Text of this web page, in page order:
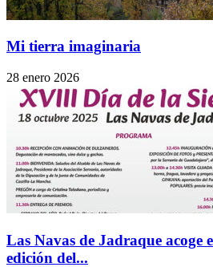
Mi tierra imaginaria
28 enero 2026
Las Navas de Jadraque acoge
edición del...